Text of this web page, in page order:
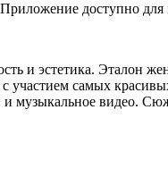
доступно для
и эстетика. Эталон
самых
видео.